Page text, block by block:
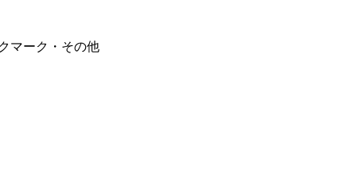
マーク・その他